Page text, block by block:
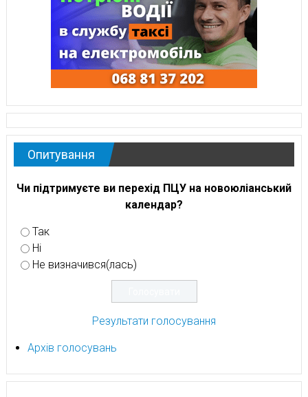
Опитування
Чи підтримуєте ви перехід ПЦУ на новоюліанський
календар?
Так
Ні
Не визначився(лась)
Результати голосування
Архів голосувань